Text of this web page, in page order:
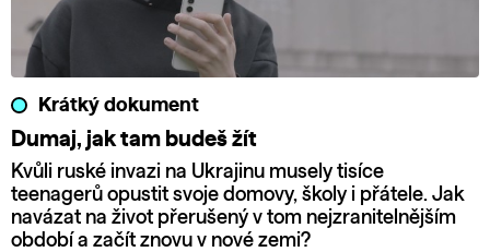
Krátký dokument
Dumaj, jak tam budeš žít
Kvůli ruské invazi na Ukrajinu musely tisíce
teenagerů opustit svoje domovy, školy i přátele. Jak
navázat na život přerušený v tom nejzranitelnějším
období a začít znovu v nové zemi?